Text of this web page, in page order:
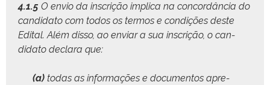
4.1.5 O envio da inscrição impli­ca na con­cordân­cia do
can­dida­to com todos os ter­mos e condições deste
Edi­tal. Além dis­so, ao enviar a sua inscrição, o can­
dida­to declara que:
(a) todas as infor­mações e doc­u­men­tos apre­